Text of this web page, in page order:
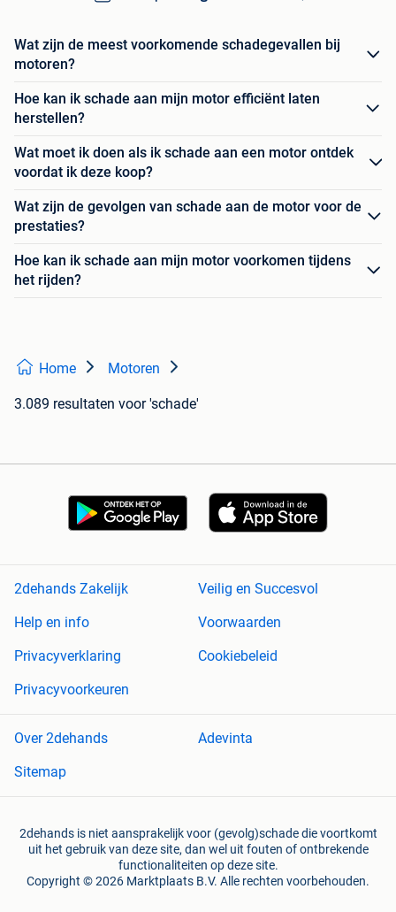
Wat zijn de meest voorkomende schadegevallen bij
motoren?
Hoe kan ik schade aan mijn motor efficiënt laten
herstellen?
Wat moet ik doen als ik schade aan een motor ontdek
voordat ik deze koop?
Wat zijn de gevolgen van schade aan de motor voor de
prestaties?
Hoe kan ik schade aan mijn motor voorkomen tijdens
het rijden?
Home Motoren
3.089 resultaten voor 'schade'
2dehands Zakelijk
Veilig en Succesvol
Help en info
Voorwaarden
Privacyverklaring
Cookiebeleid
Privacyvoorkeuren
Over 2dehands
Adevinta
Sitemap
2dehands is niet aansprakelijk voor (gevolg)schade die voortkomt
uit het gebruik van deze site, dan wel uit fouten of ontbrekende
functionaliteiten op deze site.
Copyright © 2026 Marktplaats B.V. Alle rechten voorbehouden.